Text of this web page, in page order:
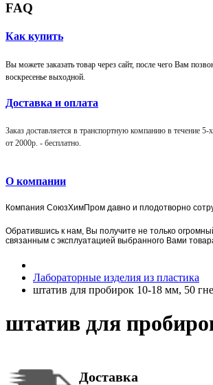
FAQ
Как купить
Вы можете заказать товар через сайт, после чего Вам
воскресенье выходной.
Доставка и оплата
Заказ доставляется в транспортную компанию в течение
от 2000р. - бесплатно.
О компании
Компания СоюзХимПром давно и плодотворно
Обратившись к нам, Вы получите не только
связанным с эксплуатацией выбранного Вами
Лабораторные изделия из пластика
штатив для пробирок 10-18 мм, 50
штатив для
Доставка